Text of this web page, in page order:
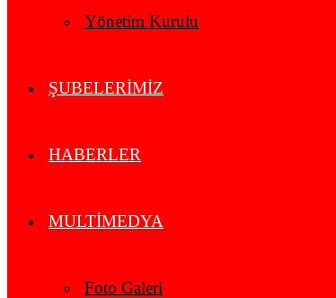
Yönetim Kurulu
ŞUBELERİMİZ
HABERLER
MULTİMEDYA
Foto Galeri